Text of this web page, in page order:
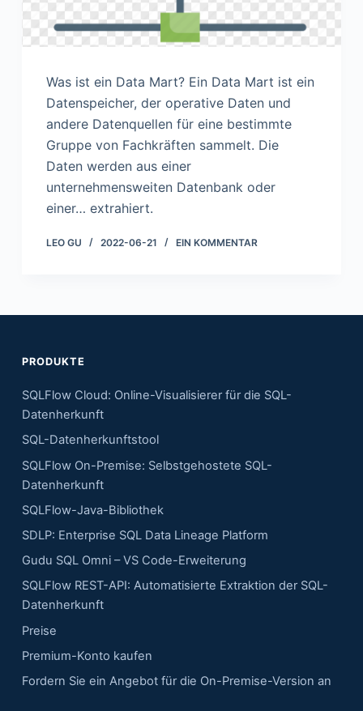
Was ist ein Data Mart? Ein Data Mart ist ein
Datenspeicher, der operative Daten und
andere Datenquellen für eine bestimmte
Gruppe von Fachkräften sammelt. Die
Daten werden aus einer
unternehmensweiten Datenbank oder
einer… extrahiert.
LEO GU 2022-06-21 EIN KOMMENTAR
PRODUKTE
SQLFlow Cloud: Online-Visualisierer für die SQL-
Datenherkunft
SQL-Datenherkunftstool
SQLFlow On-Premise: Selbstgehostete SQL-
Datenherkunft
SQLFlow-Java-Bibliothek
SDLP: Enterprise SQL Data Lineage Platform
Gudu SQL Omni – VS Code-Erweiterung
SQLFlow REST-API: Automatisierte Extraktion der SQL-
Datenherkunft
Preise
Premium-Konto kaufen
Fordern Sie ein Angebot für die On-Premise-Version an